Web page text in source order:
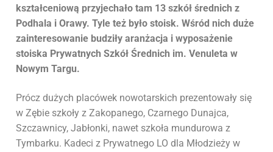
kształceniową przyjechało tam 13 szkół średnich z
Podhala i Orawy. Tyle też było stoisk. Wśród nich duże
zainteresowanie budziły aranżacja i wyposażenie
stoiska Prywatnych Szkół Średnich im. Venuleta w
Nowym Targu.
Prócz dużych placówek nowotarskich prezentowały się
w Zębie szkoły z Zakopanego, Czarnego Dunajca,
Szczawnicy, Jabłonki, nawet szkoła mundurowa z
Tymbarku. Kadeci z Prywatnego LO dla Młodzieży w